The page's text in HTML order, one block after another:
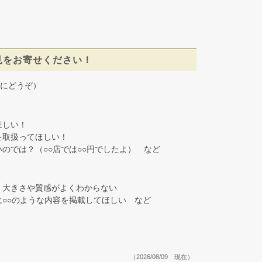
お寄せください！
どうぞ）
い！
扱ってほしい！
では？（○○店では○○円でしたよ） など
きさや質感がよくわからない
のような内容を掲載してほしい など
（2026/08/09 現在）